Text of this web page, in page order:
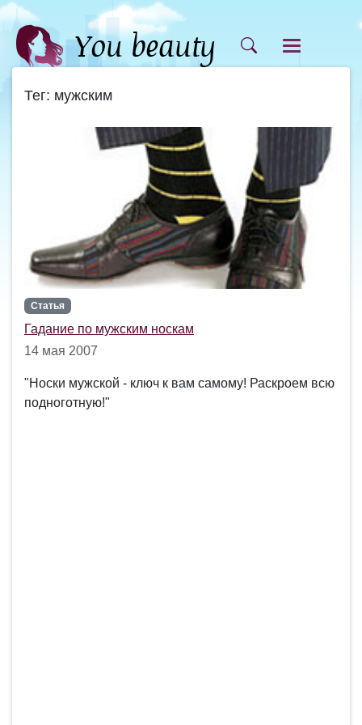
Тег: мужским
Статья
Гадание по мужским носкам
14 мая 2007
"Носки мужской - ключ к вам самому! Раскроем всю
подноготную!"